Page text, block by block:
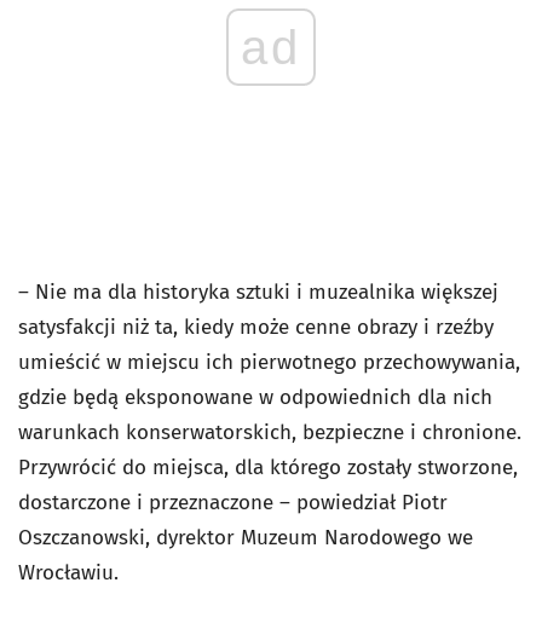
ad
– Nie ma dla historyka sztuki i muzealnika większej
satysfakcji niż ta, kiedy może cenne obrazy i rzeźby
umieścić w miejscu ich pierwotnego przechowywania,
gdzie będą eksponowane w odpowiednich dla nich
warunkach konserwatorskich, bezpieczne i chronione.
Przywrócić do miejsca, dla którego zostały stworzone,
dostarczone i przeznaczone – powiedział Piotr
Oszczanowski, dyrektor Muzeum Narodowego we
Wrocławiu.